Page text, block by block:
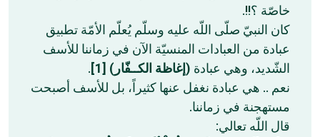
خاصّة ؟!!.
كان النبيّ صلّى اللّه عليه وسلّم يُعلّم الأمّة تطبيق
عبادة من العبادات المنسيّة الآن في زماننا للأسف
الشّديد، وهي عبادة (إغاظة الكــفّار) [1]
.
نعم .. هي عبادة نغفل عنها كثيراً، بل للأسف أصبحت
مستهجنة في زماننا.
قال اللّه تعالي: